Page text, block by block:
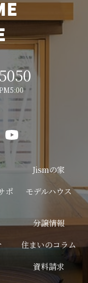
Jismの家
ポ
モデルハウス
分譲情報
住まいのコラム
資料請求